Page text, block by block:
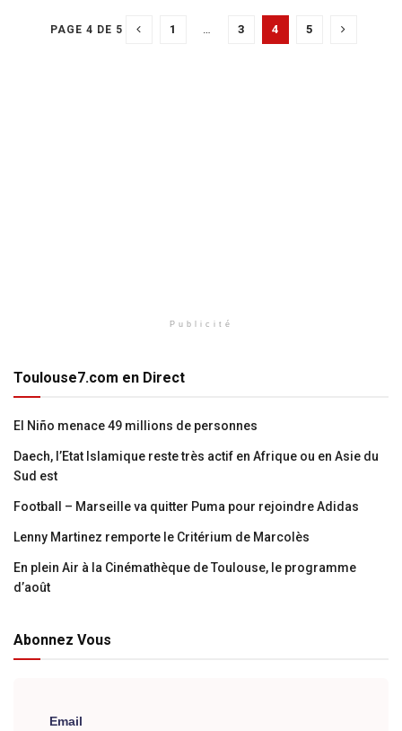
PAGE 4 DE 5 1 3 4 5
Publicité
Toulouse7.com en Direct
El Niño menace 49 millions de personnes
Daech, l’Etat Islamique reste très actif en Afrique ou en Asie du
Sud est
Football – Marseille va quitter Puma pour rejoindre Adidas
Lenny Martinez remporte le Critérium de Marcolès
En plein Air à la Cinémathèque de Toulouse, le programme
d’août
Abonnez Vous
Email